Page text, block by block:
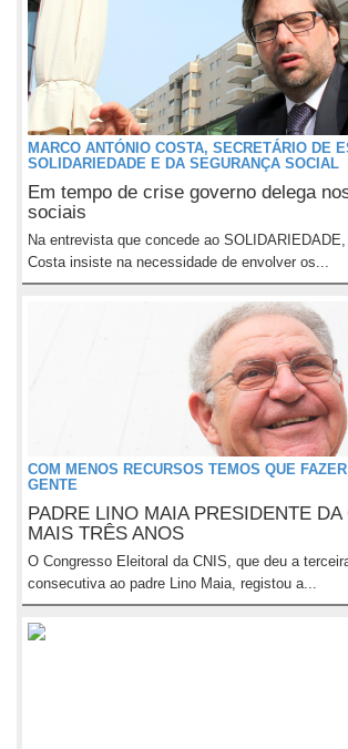
MARCO ANTÓNIO COSTA, SECRETÁRIO DE
SOLIDARIEDADE E DA SEGURANÇA SOCIAL
Em tempo de crise governo delega
sociais
Na entrevista que concede ao
Costa insiste na necessidade de envolver os...
COM MENOS RECURSOS TEMOS QUE
GENTE
PADRE LINO MAIA PRESIDENTE
MAIS TRÊS ANOS
O Congresso Eleitoral da CNIS, que deu a
consecutiva ao padre Lino Maia, registou a...